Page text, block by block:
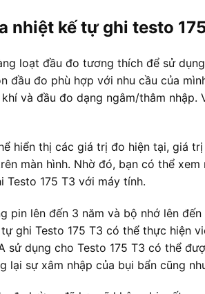
nhiệt kế tự ghi testo
loạt đầu đo tương thích để sử
đầu đo phù hợp với nhu cầu của
và đầu đo dạng ngâm/thâm
hiển thị các giá trị đo hiện tại, giá
màn hình. Nhờ đó, bạn có thể
Testo 175 T3 với máy tính.
pin lên đến 3 năm và bộ nhớ lên
ghi Testo 175 T3 có thể thực hiện
sử dụng cho Testo 175 T3 có thể
lại sự xâm nhập của bụi bẩn cũng